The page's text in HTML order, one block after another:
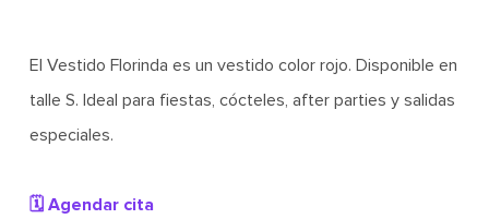
El Vestido Florinda es un vestido color rojo. Disponible en
talle S. Ideal para fiestas, cócteles, after parties y salidas
especiales.
🗓️ Agendar cita